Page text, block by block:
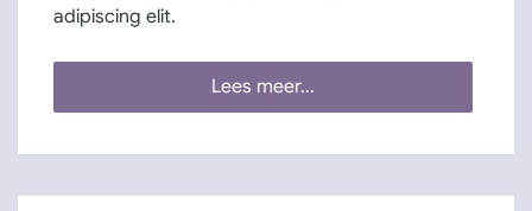
adipiscing elit.
Lees meer...